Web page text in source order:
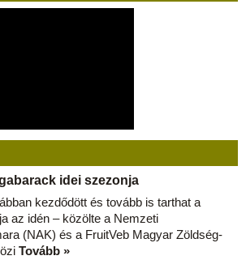
idei szezonja
kezdődött és tovább is tarthat a
az idén – közölte a Nemzeti
(NAK) és a FruitVeb Magyar Zöldség-
Tovább »